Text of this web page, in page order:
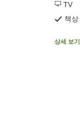
TV
책상
상세 보기